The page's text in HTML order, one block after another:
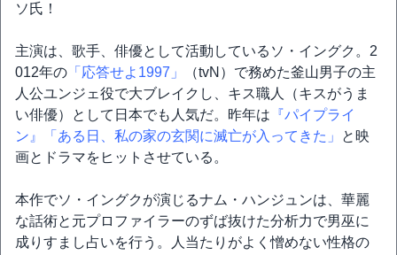
ソ氏！
主演は、歌手、俳優として活動しているソ・イングク。2
012年の 「応答せよ1997」
（tvN）で務めた釜山男子の主
人公ユンジェ役で大ブレイクし、キス職人（キスがうま
い俳優）として日本でも人気だ。昨年は 『パイプライ
ン』
「ある日、私の家の玄関に滅亡が入ってきた」
と映
画とドラマをヒットさせている。
本作でソ・イングクが演じるナム・ハンジュンは、華麗
な話術と元プロファイラーのずば抜けた分析力で男巫に
成りすまし占いを行う。人当たりがよく憎めない性格の